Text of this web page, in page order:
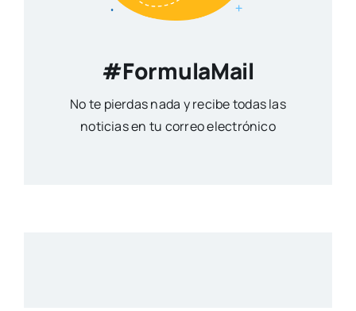
#FormulaMail
No te pierdas nada y recibe todas las
noticias en tu correo electrónico